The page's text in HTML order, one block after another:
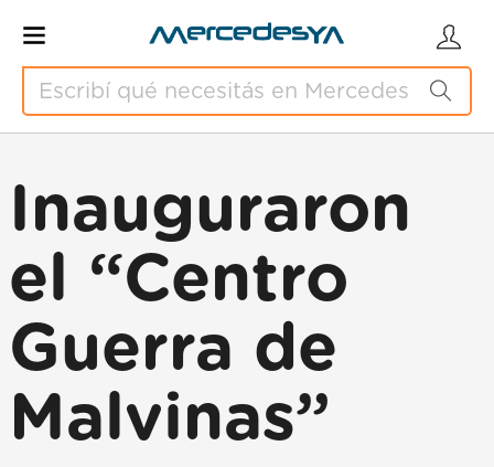
Inauguraron
el “Centro
Guerra de
Malvinas”